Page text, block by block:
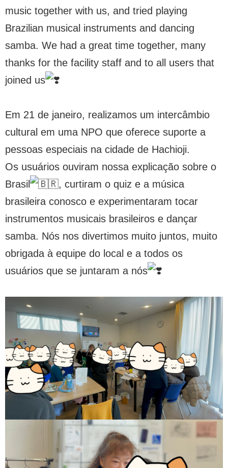
music together with us, and tried playing
Brazilian musical instruments and dancing
samba. We had a great time together, many
thanks for the facility staff and to all users that
joined us
Em 21 de janeiro, realizamos um intercâmbio
cultural em uma NPO que oferece suporte a
pessoas especiais na cidade de Hachioji.
Os usuários ouviram nossa explicação sobre o
Brasil
, curtiram o quiz e a música
brasileira conosco e experimentaram tocar
instrumentos musicais brasileiros e dançar
samba. Nós nos divertimos muito juntos, muito
obrigada à equipe do local e a todos os
usuários que se juntaram a nós